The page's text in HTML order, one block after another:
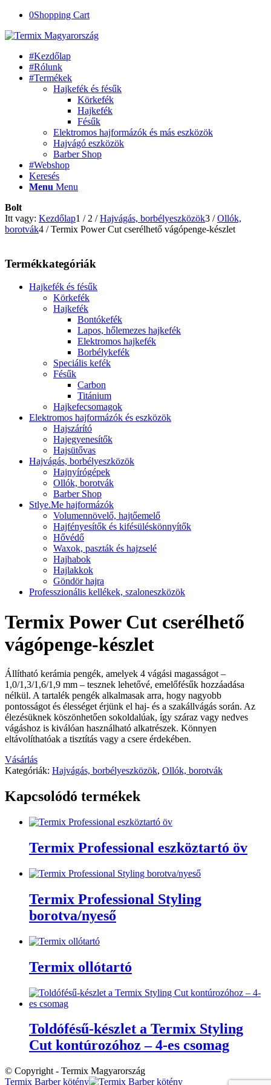
0Shopping Cart
#Kezdőlap
#Rólunk
#Termékek
Hajkefék és fésűk
Körkefék
Hajkefék
Fésűk
Elektromos hajformázók és más eszközök
Hajvágó eszközök
Barber Shop
#Webshop
Keresés
Menu Menu
Bolt
Itt vagy: Kezdőlap1 / 2 / Hajvágás, borbélyeszközök3 / Ollók,
borotvák4 / Termix Power Cut cserélhető vágópenge-készlet
Termékkategóriák
Hajkefék és fésűk
Körkefék
Hajkefék
Bontókefék
Lapos, hőlemezes hajkefék
Elektromos hajkefék
Borbélykefék
Speciális kefék
Fésűk
Carbon
Titánium
Hajkefecsomagok
Elektromos hajformázók és eszközök
Hajszárító
Hajegyenesítők
Hajsütővas
Hajvágás, borbélyeszközök
Hajnyírógépek
Ollók, borotvák
Barber Shop
Stlye.Me hajformázók
Volumennövelő, hajtőemelő
Hajfényesítők és kifésüléskönnyítők
Hővédő
Waxok, paszták és hajzselé
Hajhabok
Hajlakkok
Göndör hajra
Professzionális kellékek, szaloneszközök
Termix Power Cut cserélhető
vágópenge-készlet
Állítható kerámia pengék, amelyek 4 vágási magasságot –
1,0/1,3/1,6/1,9 mm – tesznek lehetővé, emelőfésűk hozzáadása
nélkül. A tartalék pengék alkalmasak arra, hogy nagyobb
pontosságot és élességet érjünk el haj- és a szakállvágás során. Az
élezésüknek köszönhetően sokoldalúak, így száraz vagy nedves
vágáshoz is kiválóan használható alkatrészek. Könnyen
eltávolíthatóak a tisztítás vagy a csere érdekében.
Vásárlás
Kategóriák: Hajvágás, borbélyeszközök, Ollók, borotvák
Kapcsolódó termékek
Termix Professional eszköztartó öv
Termix Professional Styling
borotva/nyeső
Termix ollótartó
Toldófésű-készlet a Termix Styling
Cut kontúrozóhoz – 4-es csomag
© Copyright - Termix Magyarország
Termix Barber kötény